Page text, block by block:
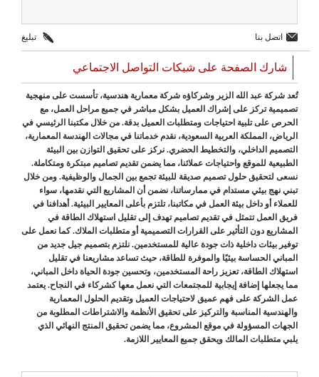
اتصل بنا تبليغ
شارك الصفحة على شبكات التواصل الاجتماعي
تُعد شركة عبد الله الزير وشركاؤه شركة معمارية هندسية، تأسست على منهجية
تصميمية تركز على إشراك العميل بشكل مباشر في جميع مراحل العمل، مع
الحرص على تلبية احتياجات ومتطلبات العميل بدقة. من خلال مكتبنا الرئيسي في
الرياض، المملكة العربية السعودية، نقدم خدماتنا في مجالات الهندسة المعمارية،
التصميم الداخلي، والتخطيط الحضري. نركز على تحقيق التوازن بين البيئة
الطبيعية للموقع واحتياجات عملائنا، مما يضمن تقديم تصاميم مبتكرة ومتكاملة.
نسعى لتحقيق حلول تصميم صديقة للبيئة تجمع بين الجمال والوظيفية. ومن خلال
تبني نهج بيئي مستدام في ممارساتنا، نضمن أن المشاريع التي نقدمها، سواء
للعملاء أو داخل بيئة العمل في مكاتبنا، تلتزم بأعلى المعايير البيئية. أهدافنا في
فريق العمل تتمثل في تقديم تصاميم تهدف إلى تقليل استهلاك الطاقة في
المشاريع دون التأثير على القرارات التصميمية أو متطلبات الملاك. كما نعمل على
توفير بيئات داخلية ذات جودة عالية للمستخدمين. نلتزم بتصميم جيل جديد من
المباني الحساسة بيئيًا والموفرة للطاقة، حيث تساعد مشاريعنا في تقليل
استهلاك الطاقة، تعزيز راحة المستخدمين، وتحسين جودة الحياة داخل المباني،
مما يجعلها إضافة إيجابية للمجتمعات التي نعمل معها كشركاء في النجاح. يعتمد
عمل الشركة على فهم عميق لاحتياجات العميل وتقديم الحلول المعمارية
والهندسية المناسبة والتركيز على تحقيق الأنظمة والاشتراطات المطلوبة من
الجهات المسؤولة في موقع المشروع، مما يضمن تحقيق المنتج النهائي الذي
يلبي متطلبات المالك ويحقق جميع المعايير اللازمة.